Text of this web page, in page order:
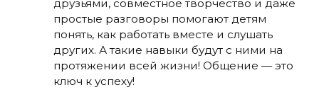
друзьями, совместное творчество и даже
простые разговоры помогают детям
понять, как работать вместе и слушать
других. А такие навыки будут с ними на
протяжении всей жизни! Общение — это
ключ к успеху!